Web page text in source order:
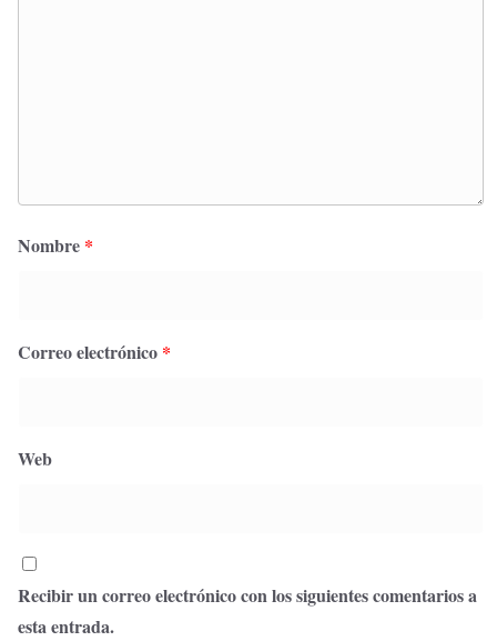
Nombre *
Correo electrónico *
Web
Recibir un correo electrónico con los siguientes comentarios a
esta entrada.